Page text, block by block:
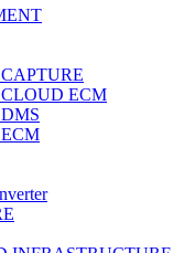
ECM